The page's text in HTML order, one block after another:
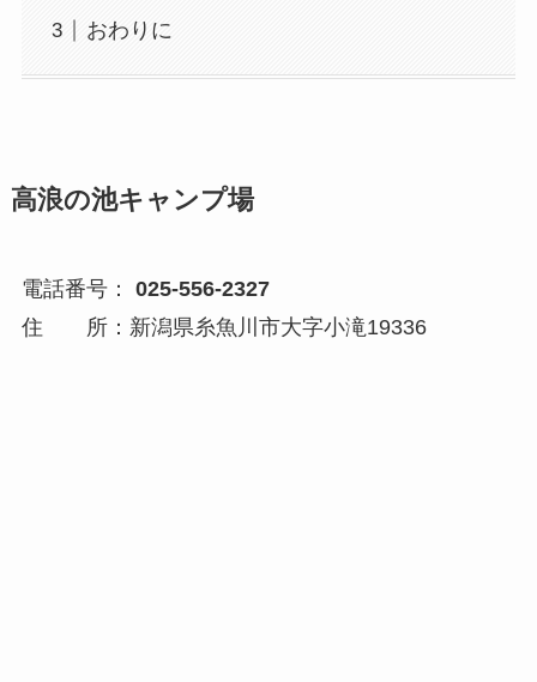
おわりに
高浪の池キャンプ場
電話番号： 025-556-2327
住 所：新潟県糸魚川市大字小滝19336